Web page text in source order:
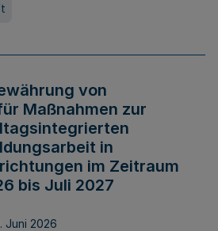
von
Maßnahmen zur
in
im Zeitraum
bis Juli 2027
Juni 2026